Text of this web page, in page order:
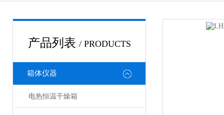
产品列表 / PRODUCTS
箱体仪器
电热恒温干燥箱